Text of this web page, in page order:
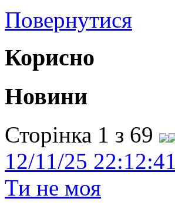
Повернутися
Корисно
Новини
Сторінка 1 з 69
12/11/25 22:12:41
Ти не моя